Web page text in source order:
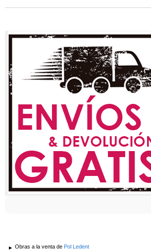
Obras a la venta de Pol Ledent